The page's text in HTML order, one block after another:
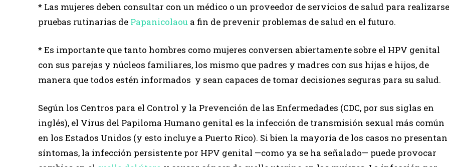
* Las mujeres deben consultar con un médico o un proveedor de servicios de salud para realizarse
pruebas rutinarias de Papanicolaou a fin de prevenir problemas de salud en el futuro.
* Es importante que tanto hombres como mujeres conversen abiertamente sobre el HPV genital
con sus parejas y núcleos familiares, los mismo que padres y madres con sus hijas e hijos, de
manera que todos estén informados y sean capaces de tomar decisiones seguras para su salud.
Según los Centros para el Control y la Prevención de las Enfermedades (CDC, por sus siglas en
inglés), el Virus del Papiloma Humano genital es la infección de transmisión sexual más común
en los Estados Unidos (y esto incluye a Puerto Rico). Si bien la mayoría de los casos no presentan
síntomas, la infección persistente por HPV genital —como ya se ha señalado— puede provocar